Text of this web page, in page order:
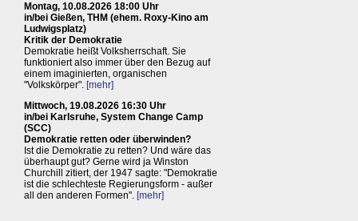
Montag, 10.08.2026 18:00 Uhr
in/bei Gießen, THM (ehem. Roxy-Kino am
Ludwigsplatz)
Kritik der Demokratie
Demokratie heißt Volksherrschaft. Sie
funktioniert also immer über den Bezug auf
einem imaginierten, organischen
"Volkskörper". [mehr]
Mittwoch, 19.08.2026 16:30 Uhr
in/bei Karlsruhe, System Change Camp
(SCC)
Demokratie retten oder überwinden?
Ist die Demokratie zu retten? Und wäre das
überhaupt gut? Gerne wird ja Winston
Churchill zitiert, der 1947 sagte: "Demokratie
ist die schlechteste Regierungsform - außer
all den anderen Formen". [mehr]